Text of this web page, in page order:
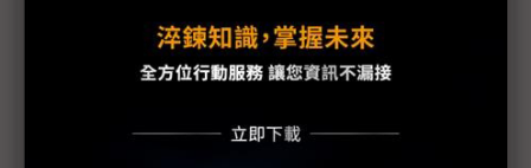
Renishaw 以創新技術實現產業自動化
務實面對淨零碳排的挑戰 逐步打造永續工廠
以「OT資料五力」擘劃雙軸轉型藍圖 完整方案將成